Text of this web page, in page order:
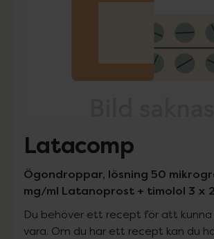
Latacomp
Ögondroppar, lösning 50
mg/ml Latanoprost + timolol 3 x
Du behöver ett recept för att kunna
vara. Om du har ett recept kan du